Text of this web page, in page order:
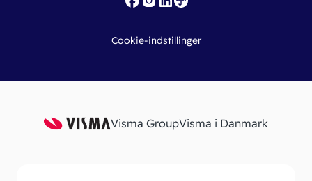
Cookie-indstillinger
Visma GroupVisma i Danmark